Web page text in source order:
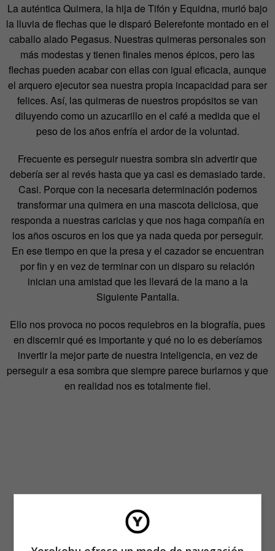
La auténtica Quimera, la hija de Tifón y Equidna, murió bajo
la lluvia de flechas que le disparó Belerefonte montado en el
caballo alado Pegasus. Nuestras quimeras personales son
más modestas y tienen finales menos épicos, pero las
flechas pueden acabar con ellas con igual eficacia, aunque
el arquero ejecutor sea nuestra propia incapacidad para ser
felices. Así, las quimeras de nuestros propósitos se van
diluyendo como un azucarillo en el café a medida que el
peso de los años enfría el ardor de la voluntad.
Frecuente es perseguir nuestra sombra sin advertir que
debería ser al revés hasta que ya casi es demasiado tarde.
Casi. Porque con la necesaria determinación podemos
transformar una quimera en una mascota deliciosa, que
responda a nuestras caricias y que nos haga compañía en
los años oscuros en los que ya nada queda por perseguir.
En ese tiempo en que la presa y el cazador se encuentran
por fin y en vez de terminar con un disparo su relación
inician una amistad que les llevará de la mano a la
Siguiente Pantalla.
Ello nos provoca no pocos requiebros en la biografía, pues
en discernir qué es importante y qué no lo es deberíamos
invertir la mejor parte de nuestra inteligencia, en vez de
perseguir a esa sombra que siempre parece burlarnos y que
en realidad nos es totalmente fiel.